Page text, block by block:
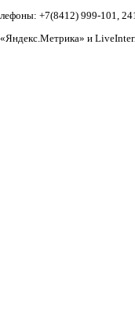
+7(8412) 999-101,
«Яндекс.Метрика» и